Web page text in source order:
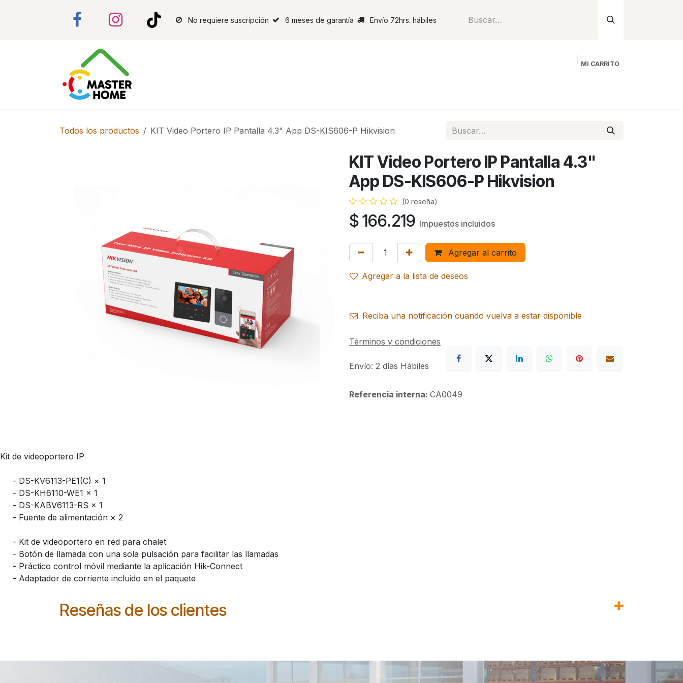
No requiere suscripción 6 meses de garantía Envío 72hrs. hábiles
MI CARRITO
Todos los productos KIT Video Portero IP Pantalla 4.3" App DS-KIS606-P Hikvision
KIT Video Portero IP Pantalla 4.3"
App DS-KIS606-P Hikvision
(0 reseña)
$166.219 Impuestos incluidos
Agregar al carrito
Agregar a la lista de deseos
Reciba una notificación cuando vuelva a estar disponible
Términos y condiciones
Envío: 2 días Hábiles
Referencia interna: CA0049
Kit de videoportero IP
- DS-KV6113-PE1(C) × 1
- DS-KH6110-WE1 × 1
- DS-KABV6113-RS × 1
- Fuente de alimentación × 2
- Kit de videoportero en red para chalet
- Botón de llamada con una sola pulsación para facilitar las llamadas
- Práctico control móvil mediante la aplicación Hik-Connect
- Adaptador de corriente incluido en el paquete
Reseñas de los clientes